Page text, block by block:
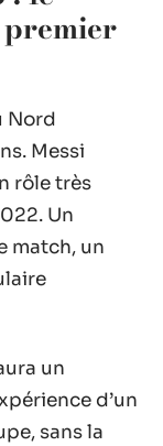
Nord
Messi
rôle très
Un
match, un
un
d’un
sans la